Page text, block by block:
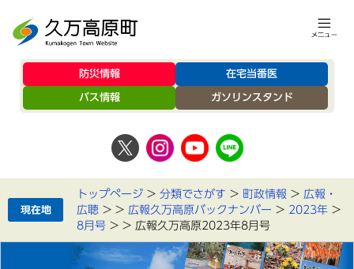
防災情報 在宅当番医
バス情報 ガソリンスタンド
トップページ > 分類でさがす > 町政情報 > 広報・
広聴 > > 広報久万高原バックナンバー > 2023年 >
8月号 > > 広報久万高原2023年8月号